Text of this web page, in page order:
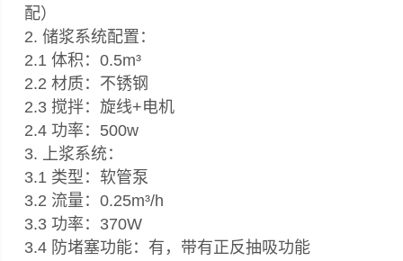
配）
2. 储浆系统配置：
2.1 体积：0.5m³
2.2 材质：不锈钢
2.3 搅拌：旋线+电机
2.4 功率：500w
3. 上浆系统：
3.1 类型：软管泵
3.2 流量：0.25m³/h
3.3 功率：370W
3.4 防堵塞功能：有，带有正反抽吸功能